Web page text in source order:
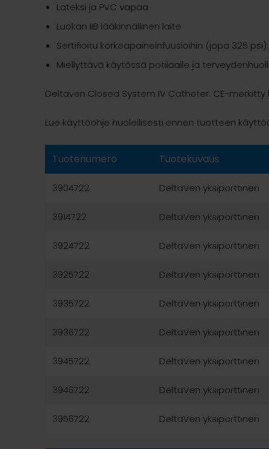
Lateksi ja PVC vapaa
Luokan IIB lääkinnällinen laite
Sertifioitu korkeapaineinfuusioihin (jopa 325 psi).
Miellyttävä käytössä potilaalle ja
Deltaven Closed System IV Catheter. CE-merkitty
Lue käyttöohje huolellisesti ennen tuotteen
Tuotenumero Tuotekuvaus
3904722 DeltaVen yksiporttinen
3914722 DeltaVen yksiporttinen
3924722 DeltaVen yksiporttinen
3925722 DeltaVen yksiporttinen
3935722 DeltaVen yksiporttinen
3936722 DeltaVen yksiporttinen
3945722 DeltaVen yksiporttinen
3946722 DeltaVen yksiporttinen
3956722 DeltaVen yksiporttinen